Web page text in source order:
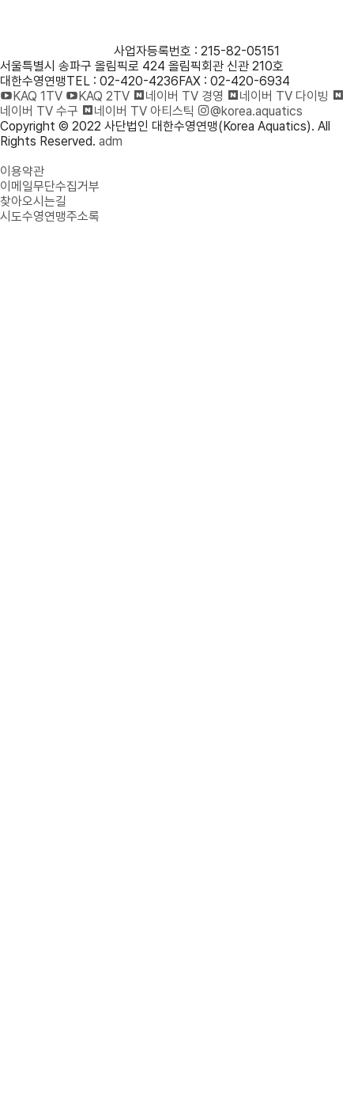
사업자등록번호 : 215-82-05151
서울특별시 송파구 올림픽로 424 올림픽회관 신관 210호
대한수영연맹TEL : 02-420-4236 FAX : 02-420-6934
KAQ 1TV
KAQ 2TV 네이버 TV 경영
네이버 TV 다이빙
네이버 TV 수구
네이버 TV 아티스틱
@korea.aquatics
Copyright © 2022 사단법인 대한수영연맹(Korea Aquatics). All
Rights Reserved. adm
이용약관
이메일무단수집거부
찾아오시는길
시도수영연맹주소록